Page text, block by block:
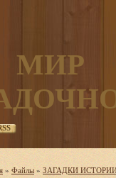
МИР
» Файлы » ЗАГАДКИ